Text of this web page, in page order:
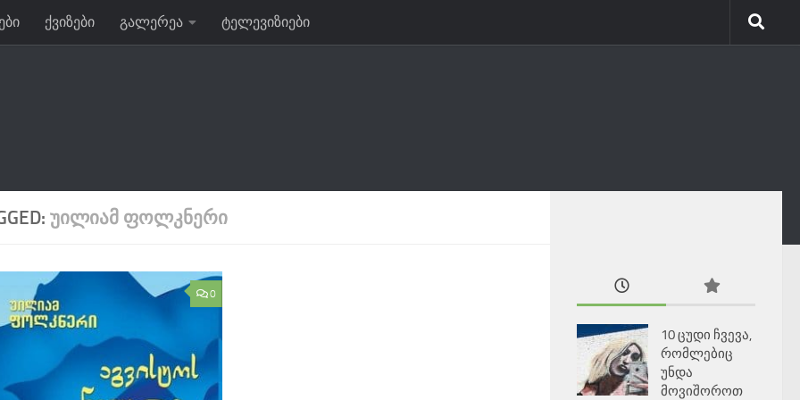
ქვიზები გალერეა ტელევიზიები
ᲣᲘᲚᲘᲐᲛ ᲤᲝᲚᲙᲜᲔᲠᲘ
0
10 ცუდი ჩვევა,
რომლებიც
უნდა
მოვიშოროთ